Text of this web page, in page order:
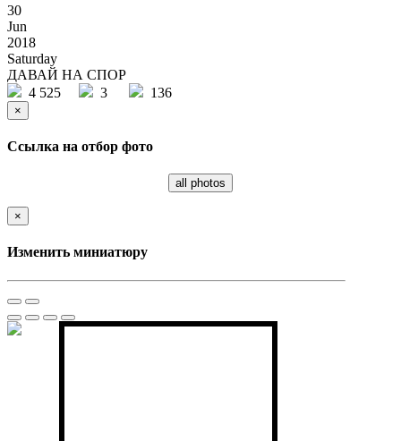
30
Jun
2018
Saturday
ДАВАЙ НА СПОР
4 525
3 136
×
Ссылка на отбор фото
all photos
×
Изменить миниатюру